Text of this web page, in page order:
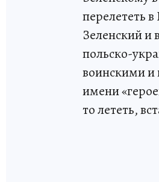
перелететь
Зеленский и
польско-
воинскими и
имени
то лететь,